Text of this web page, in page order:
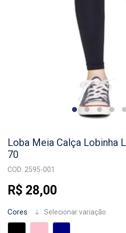
Loba Meia Calça Lobinha
70
COD: 2595-001
R$ 28,00
Cores Selecionar variação